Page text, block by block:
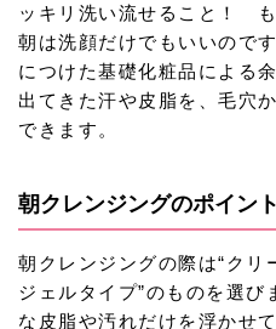
ッキリ洗い流せること！
朝は洗顔だけでもいいので
につけた基礎化粧品による
出てきた汗や皮脂を、毛穴
できます。
朝クレンジングのポイント
朝クレンジングの際は“クリ
ジェルタイプ”のものを選び
な皮脂や汚れだけを浮かせ